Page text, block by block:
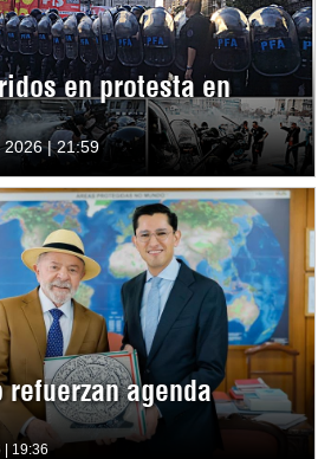
en protesta en
2026 | 21:59
agenda
| 19:36